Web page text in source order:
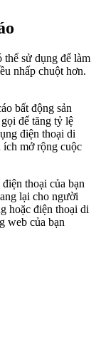
thể sử dụng để làm
nhấp chuột hơn.
bất động sản
để tăng tỷ lệ
điện thoại di
ích mở rộng cuộc
thoại của bạn
lại cho người
hoặc điện thoại di
web của bạn